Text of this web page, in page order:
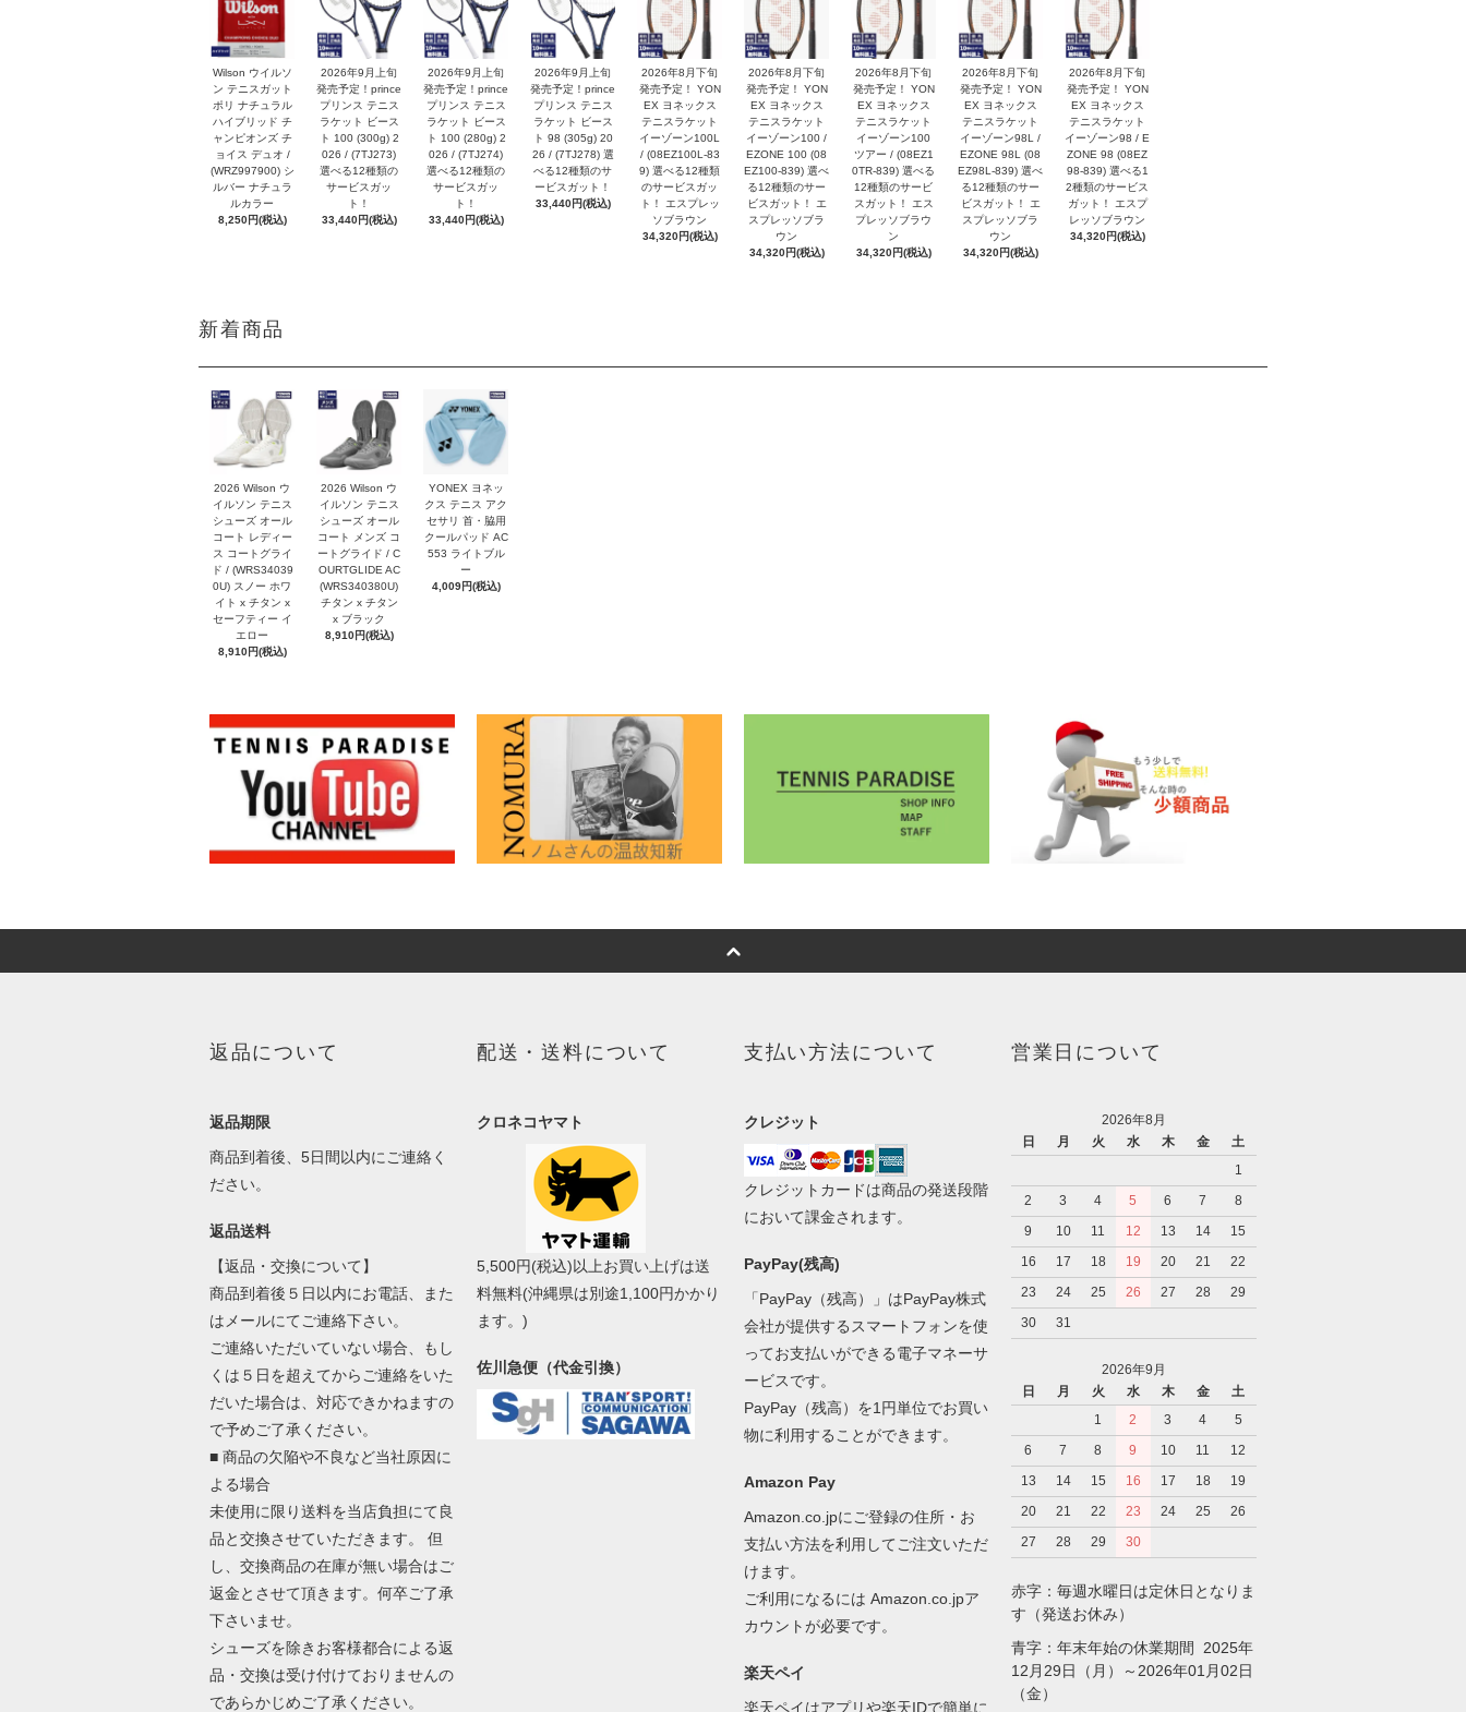
Wilson ウイルソ
ン テニスガット
ポリ ナチュラル
ハイブリッド チ
ャンピオンズ チ
ョイス デュオ /
(WRZ997900) シ
ルバー ナチュラ
ルカラー
8,250円(税込)
2026年9月上旬
発売予定！prince
プリンス テニス
ラケット ビース
ト 100 (300g) 2
026 / (7TJ273)
選べる12種類の
サービスガッ
ト！
33,440円(税込)
2026年9月上旬
発売予定！prince
プリンス テニス
ラケット ビース
ト 100 (280g) 2
026 / (7TJ274)
選べる12種類の
サービスガッ
ト！
33,440円(税込)
2026年9月上旬
発売予定！prince
プリンス テニス
ラケット ビース
ト 98 (305g) 20
26 / (7TJ278) 選
べる12種類のサ
ービスガット！
33,440円(税込)
2026年8月下旬
発売予定！ YON
EX ヨネックス
テニスラケット
イーゾーン100L
/ (08EZ100L-83
9) 選べる12種類
のサービスガッ
ト！ エスプレッ
ソブラウン
34,320円(税込)
2026年8月下旬
発売予定！ YON
EX ヨネックス
テニスラケット
イーゾーン100 /
EZONE 100 (08
EZ100-839) 選べ
る12種類のサー
ビスガット！ エ
スプレッソブラ
ウン
34,320円(税込)
2026年8月下旬
発売予定！ YON
EX ヨネックス
テニスラケット
イーゾーン100
ツアー / (08EZ1
0TR-839) 選べる
12種類のサービ
スガット！ エス
プレッソブラウ
ン
34,320円(税込)
2026年8月下旬
発売予定！ YON
EX ヨネックス
テニスラケット
イーゾーン98L /
EZONE 98L (08
EZ98L-839) 選べ
る12種類のサー
ビスガット！ エ
スプレッソブラ
ウン
34,320円(税込)
2026年8月下旬
発売予定！ YON
EX ヨネックス
テニスラケット
イーゾーン98 / E
ZONE 98 (08EZ
98-839) 選べる1
2種類のサービス
ガット！ エスプ
レッソブラウン
34,320円(税込)
新着商品
2026 Wilson ウ
イルソン テニス
シューズ オール
コート レディー
ス コートグライ
ド / (WRS34039
0U) スノー ホワ
イト x チタン x
セーフティー イ
エロー
8,910円(税込)
2026 Wilson ウ
イルソン テニス
シューズ オール
コート メンズ コ
ートグライド / C
OURTGLIDE AC
(WRS340380U)
チタン x チタン
x ブラック
8,910円(税込)
YONEX ヨネッ
クス テニス アク
セサリ 首・脇用
クールパッド AC
553 ライトブル
ー
4,009円(税込)
返品について
返品期限
商品到着後、5日間以内にご連絡く
ださい。
返品送料
【返品・交換について】
商品到着後５日以内にお電話、また
はメールにてご連絡下さい。
ご連絡いただいていない場合、もし
くは５日を超えてからご連絡をいた
だいた場合は、対応できかねますの
で予めご了承ください。
■ 商品の欠陥や不良など当社原因に
よる場合
未使用に限り送料を当店負担にて良
品と交換させていただきます。 但
し、交換商品の在庫が無い場合はご
返金とさせて頂きます。何卒ご了承
下さいませ。
シューズを除きお客様都合による返
品・交換は受け付けておりませんの
であらかじめご了承ください。
配送・送料について
クロネコヤマト
5,500円(税込)以上お買い上げは送
料無料(沖縄県は別途1,100円かかり
ます。)
佐川急便（代金引換）
支払い方法について
クレジット
クレジットカードは商品の発送段階
において課金されます。
PayPay(残高)
「PayPay（残高）」はPayPay株式
会社が提供するスマートフォンを使
ってお支払いができる電子マネーサ
ービスです。
PayPay（残高）を1円単位でお買い
物に利用することができます。
Amazon Pay
Amazon.co.jpにご登録の住所・お
支払い方法を利用してご注文いただ
けます。
ご利用になるには Amazon.co.jpア
カウントが必要です。
楽天ペイ
楽天ペイはアプリや楽天IDで簡単に
営業日について
2026年8月
日
月 火 水 木 金
土
1
2
3 4 5 6 7
8
9
10 11 12 13 14
15
16
17 18 19 20 21
22
23
24 25 26 27 28
29
30
31
2026年9月
日
月 火 水 木 金
土
1
2 3 4
5
6
7 8 9 10 11
12
13
14 15 16 17 18
19
20
21 22 23 24 25
26
27
28 29 30
赤字：毎週水曜日は定休日となりま
す（発送お休み）
青字：年末年始の休業期間 2025年
12月29日（月）～2026年01月02日
（金）